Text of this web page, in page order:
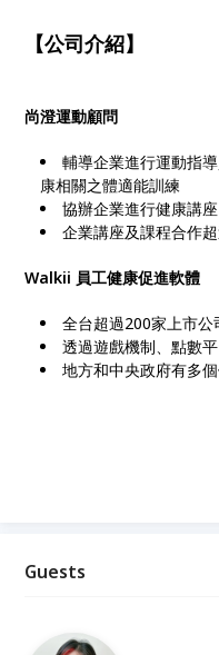
【公司介紹】
尚澄運動顧問
輔導企業進行運動指
康相關之體適能訓練
協辦企業進行健康講
企業講座及課程合作
Walkii 員工健康促進軟體
全台超過200家上市公
透過遊戲機制、點數
地方和中央政府有多
Guests